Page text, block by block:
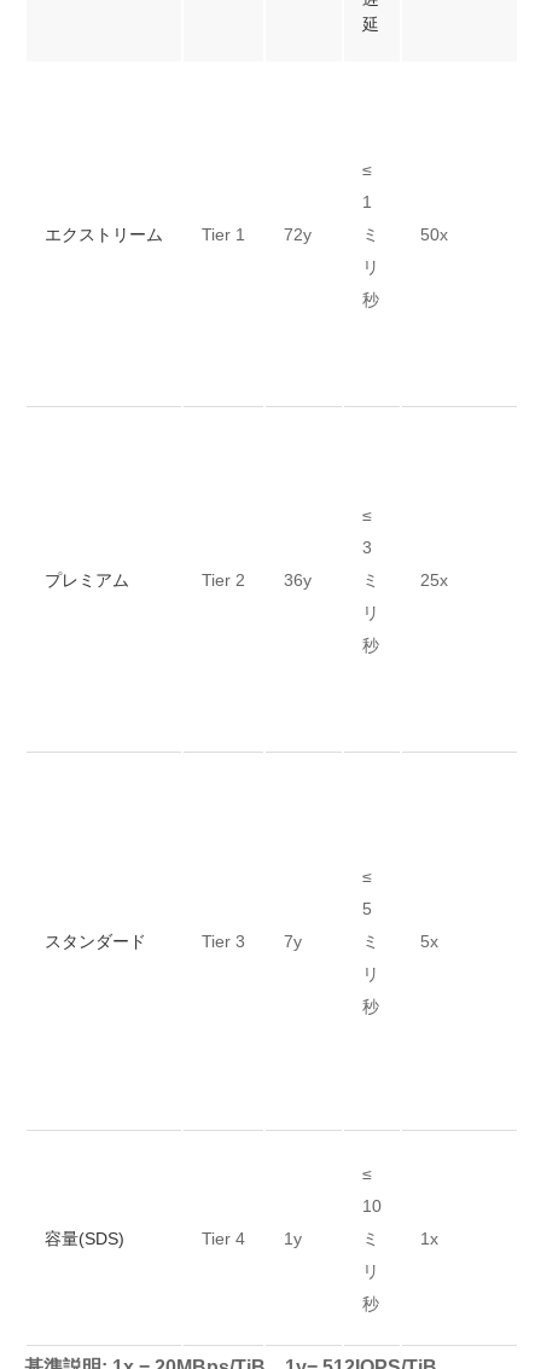
延
エクストリーム Tier 1 72y
≤
1
ミ
リ
秒
50x
プレミアム Tier 2 36y
≤
3
ミ
リ
秒
25x
スタンダード Tier 3 7y
≤
5
ミ
リ
秒
5x
容量(SDS) Tier 4 1y
≤
10
ミ
リ
秒
1x